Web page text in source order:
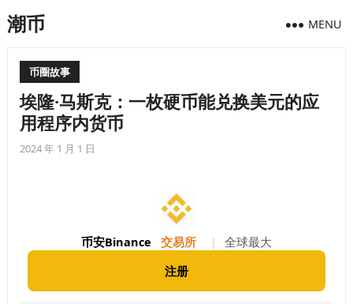
潮币 MENU
币圈故事
埃隆·马斯克：一枚硬币能兑换美元的应
用程序内货币
2024 年 1 月 1 日
币安Binance 交易所 |
全球最大
注册